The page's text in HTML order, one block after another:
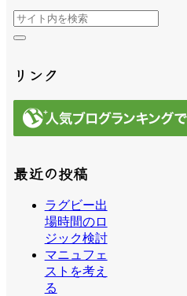
リンク
最近の投稿
ラグビー出
場時間のロ
ジック検討
マニュフェ
ストを考え
る